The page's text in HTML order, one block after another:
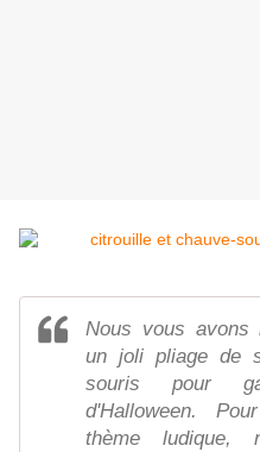
Nous vous avons
un joli pliage de
souris pour
d'Halloween.
thème ludique,